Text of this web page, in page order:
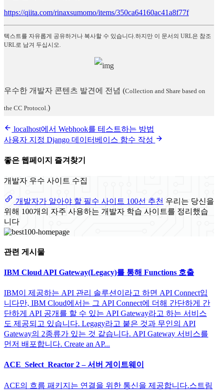
https://qiita.com/rinaxsumomo/items/350ca64160ac41a8f77f
텍스트를 자유롭게 공유하거나 복사할 수 있습니다.하지만 이 문서의 URL은 참조
URL로 남겨 두십시오.
우수한 개발자 콘텐츠 발견에 전념 (Collection and Share based on
the CC Protocol. )
localhost에서 Webhook를 테스트하는 방법
사용자 지정 Django 데이터베이스 함수 작성
좋은 웹페이지 즐겨찾기
개발자 우수 사이트 수집
개발자가 알아야 할 필수 사이트 100선 추천 우리는 당신을
위해 100개의 자주 사용하는 개발자 학습 사이트를 정리했습
니다
관련 게시물
IBM Cloud API Gateway(Legacy)를 통해 Functions 호출
IBM이 제공하는 API 관리 솔루션이라고 하면 API Connect입
니다만, IBM Cloud에서는 그 API Connect에 더해 간단하게 간
단하게 API 공개를 할 수 있는 API Gateway라고 하는 서비스
도 제공되고 있습니다. Legagy라고 붙은 것과 무인의 API
Gateway의 2종류가 있는 것 같습니다. API Gateway 서비스를
먼저 배포합니다. Create an AP...
ACE_Select_Reactor 2 – 서버 게이트웨이
ACE의 흐름 패키지는 연결을 위한 통신을 제공합니다.스트림